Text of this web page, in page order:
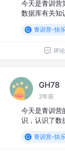
今天是青训营
数据库有关知
青训营-快
评论
GH78
2年前
今天是青训营
识，认识了数
青训营-快